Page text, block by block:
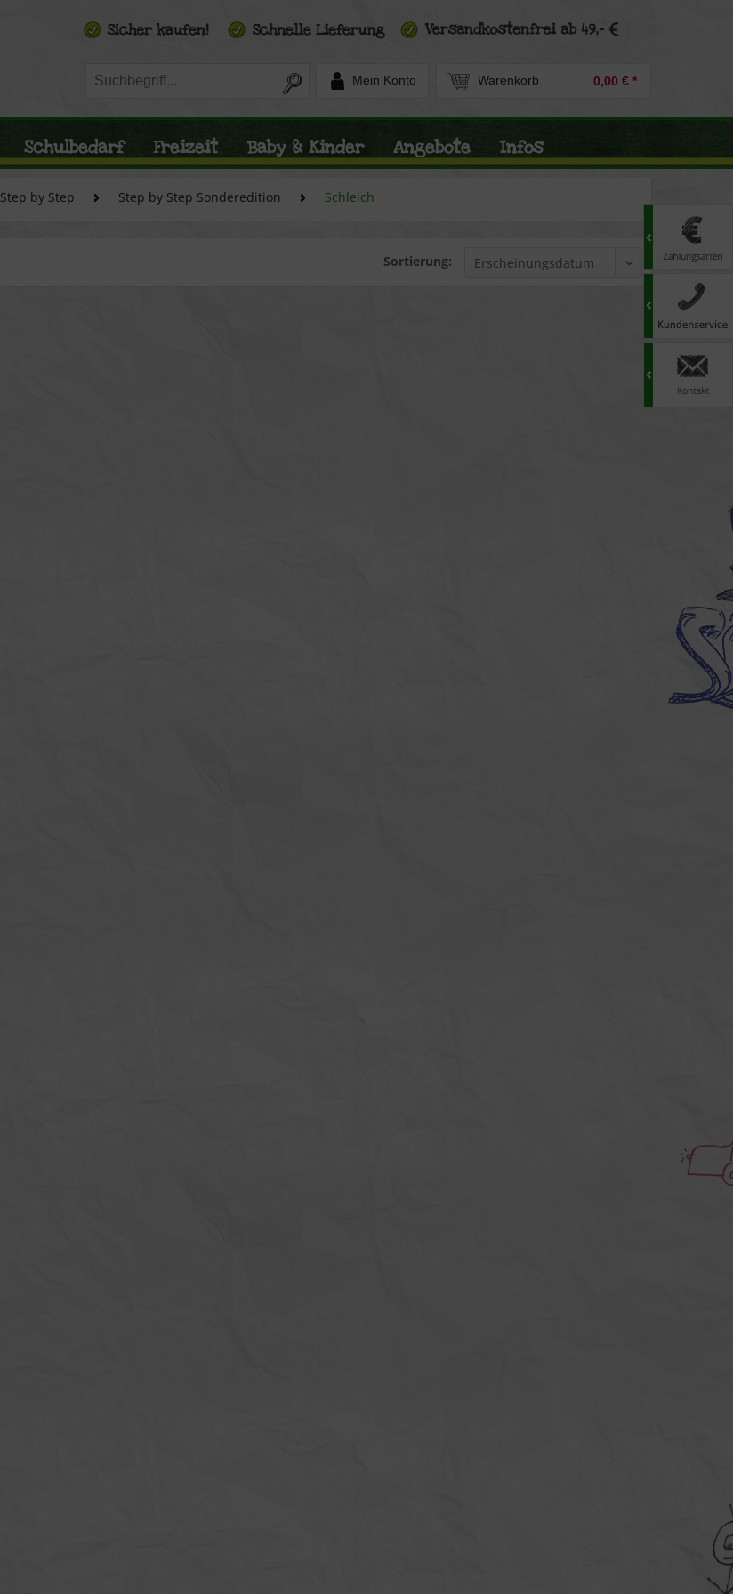
Mein Konto Warenkorb 0,00 € *
Schulbedarf Freizeit Baby & Kinder Angebote Infos
Step by Step Step by Step Sonderedition Schleich
Sortierung: